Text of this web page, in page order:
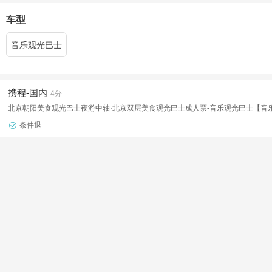
车型
音乐观光巴士
携程-国内 4分
北京朝阳美食观光巴士夜游中轴·北京双层美食观光巴士成人票-音乐观光巴士【音
 条件退